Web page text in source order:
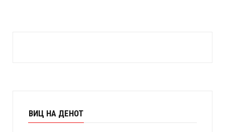
ВИЦ НА ДЕНОТ